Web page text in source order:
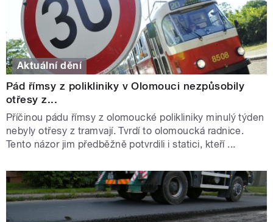
Aktuální dění
Pád římsy z polikliniky v Olomouci nezpůsobily
otřesy z...
Příčinou pádu římsy z olomoucké polikliniky minulý týden
nebyly otřesy z tramvají. Tvrdí to olomoucká radnice.
Tento názor jim předběžně potvrdili i statici, kteří ...